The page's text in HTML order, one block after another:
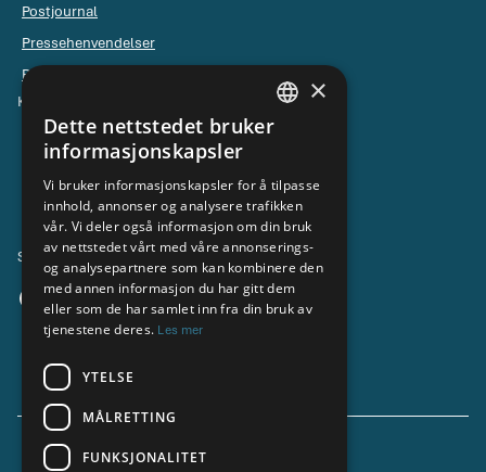
Postjournal
Pressehenvendelser
Pressebilder
Kontakt NND
Ledelsen
Kontaktskjema for universell utforming
Sosiale medier
Cookie Policy
NORWEGIAN
×
Dette nettstedet bruker
informasjonskapsler
Vi bruker informasjonskapsler for å tilpasse
innhold, annonser og analysere trafikken
vår. Vi deler også informasjon om din bruk
av nettstedet vårt med våre annonserings-
og analysepartnere som kan kombinere den
med annen informasjon du har gitt dem
eller som de har samlet inn fra din bruk av
tjenestene deres. Les mer
YTELSE
MÅLRETTING
FUNKSJONALITET